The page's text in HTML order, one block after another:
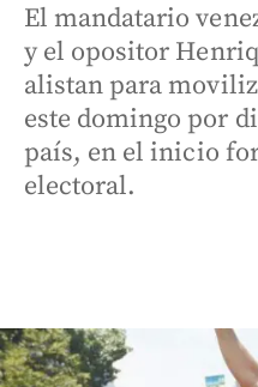
El mandatario
y el opositor
alistan para
este domingo por
país, en el inicio
electoral.